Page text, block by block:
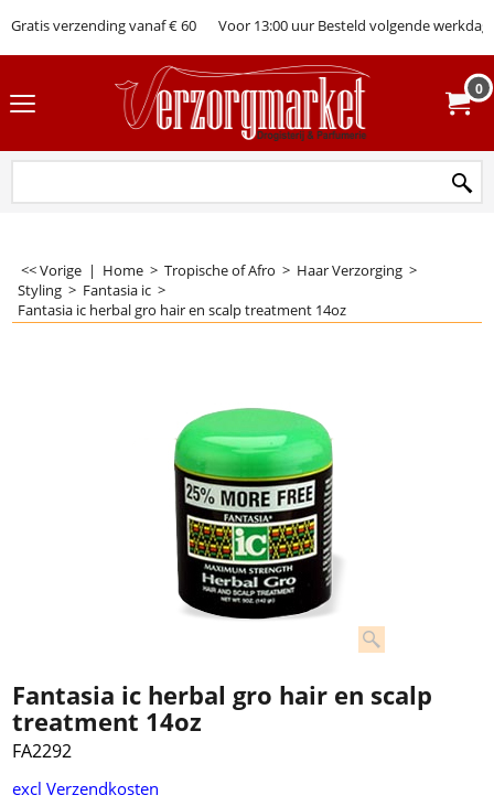
Gratis verzending vanaf € 60 Voor 13:00 uur Besteld volgende werkdag
0
<< Vorige | Home > Tropische of Afro > Haar Verzorging >
Styling > Fantasia ic >
Fantasia ic herbal gro hair en scalp treatment 14oz
Fantasia ic herbal gro hair en scalp
treatment 14oz
FA2292
excl Verzendkosten